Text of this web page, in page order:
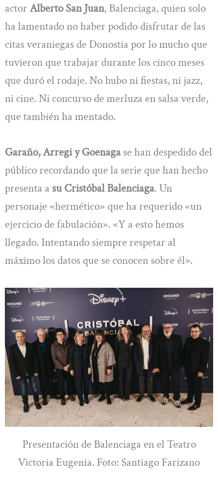
actorAlberto San Juan, Balenciaga, quien solo
ha lamentado no haber podido disfrutar de las
citas veraniegas de Donostia por lo mucho que
tuvieron que trabajar durante los cinco meses
que duró el rodaje. No hubo ni fiestas, ni jazz,
ni cine. Ni concurso de merluza en salsa verde,
que también ha mentado.
Garaño, Arregi y Goenagase han despedido del
público recordando que la serie que han hecho
presenta a su Cristóbal Balenciaga. Un
personaje «hermético» que ha requerido «un
ejercicio de fabulación». «Y a esto hemos
llegado. Intentando siempre respetar al
máximo los datos que se conocen sobre él».
Presentación de Balenciaga en el Teatro
Victoria Eugenia. Foto: Santiago Farizano